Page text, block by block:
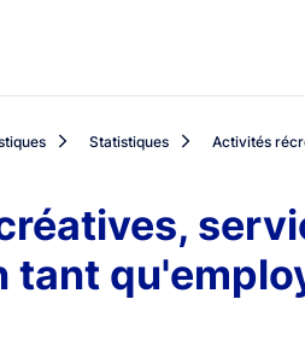
Statistiques Activités
tant